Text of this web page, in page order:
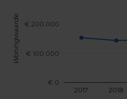
2017 2018
€ 0
€ 100.000
€ 200.000
Woningwaarde